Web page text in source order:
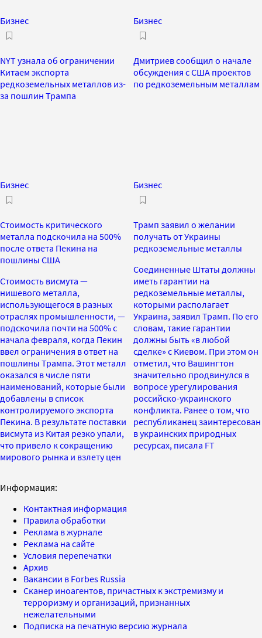
Бизнес
NYT узнала об ограничении
Китаем экспорта
редкоземельных металлов из-
за пошлин Трампа
Бизнес
Дмитриев сообщил о начале
обсуждения с США проектов
по редкоземельным металлам
Бизнес
Стоимость критического
металла подскочила на 500%
после ответа Пекина на
пошлины США
Стоимость висмута —
нишевого металла,
использующегося в разных
отраслях промышленности, —
подскочила почти на 500% с
начала февраля, когда Пекин
ввел ограничения в ответ на
пошлины Трампа. Этот металл
оказался в числе пяти
наименований, которые были
добавлены в список
контролируемого экспорта
Пекина. В результате поставки
висмута из Китая резко упали,
что привело к сокращению
мирового рынка и взлету цен
Бизнес
Трамп заявил о желании
получать от Украины
редкоземельные металлы
Соединенные Штаты должны
иметь гарантии на
редкоземельные металлы,
которыми располагает
Украина, заявил Трамп. По его
словам, такие гарантии
должны быть «в любой
сделке» с Киевом. При этом он
отметил, что Вашингтон
значительно продвинулся в
вопросе урегулирования
российско-украинского
конфликта. Ранее о том, что
республиканец заинтересован
в украинских природных
ресурсах, писала FT
Информация:
Контактная информация
Правила обработки
Реклама в журнале
Реклама на сайте
Условия перепечатки
Архив
Вакансии в Forbes Russia
Сканер иноагентов, причастных к экстремизму и
терроризму и организаций, признанных
нежелательными
Подписка на печатную версию журнала